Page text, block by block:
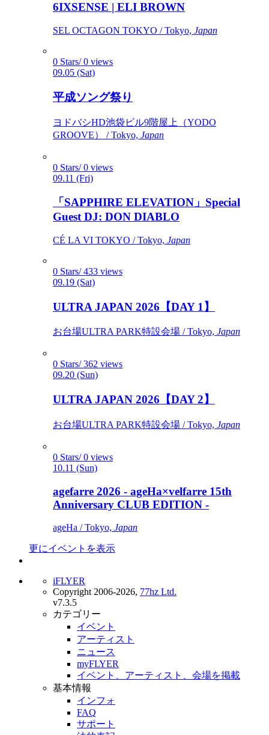
6IXSENSE | ELI BROWN
SEL OCTAGON TOKYO / Tokyo, Japan
0 Stars/ 0 views
09.05 (Sat)
平成ソング祭り
ヨドバシHD池袋ビル9階屋上（YODO
GROOVE） / Tokyo, Japan
0 Stars/ 0 views
09.11 (Fri)
「SAPPHIRE ELEVATION」Special
Guest DJ: DON DIABLO
CÉ LA VI TOKYO / Tokyo, Japan
0 Stars/ 433 views
09.19 (Sat)
ULTRA JAPAN 2026【DAY 1】
お台場ULTRA PARK特設会場 / Tokyo, Japan
0 Stars/ 362 views
09.20 (Sun)
ULTRA JAPAN 2026【DAY 2】
お台場ULTRA PARK特設会場 / Tokyo, Japan
0 Stars/ 0 views
10.11 (Sun)
agefarre 2026 - ageHa×velfarre 15th
Anniversary CLUB EDITION -
ageHa / Tokyo, Japan
更にイベントを表示
iFLYER
Copyright 2006-2026, 77hz Ltd.
v7.3.5
カテゴリー
イベント
アーティスト
ニュース
myFLYER
イベント、アーティスト、会場を掲載
基本情報
インフォ
FAQ
サポート